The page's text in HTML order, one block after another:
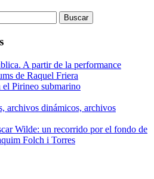
A partir de la performance
de Raquel Friera
el Pirineo submarino
archivos dinámicos, archivos
Wilde: un recorrido por el fondo de
Folch i Torres